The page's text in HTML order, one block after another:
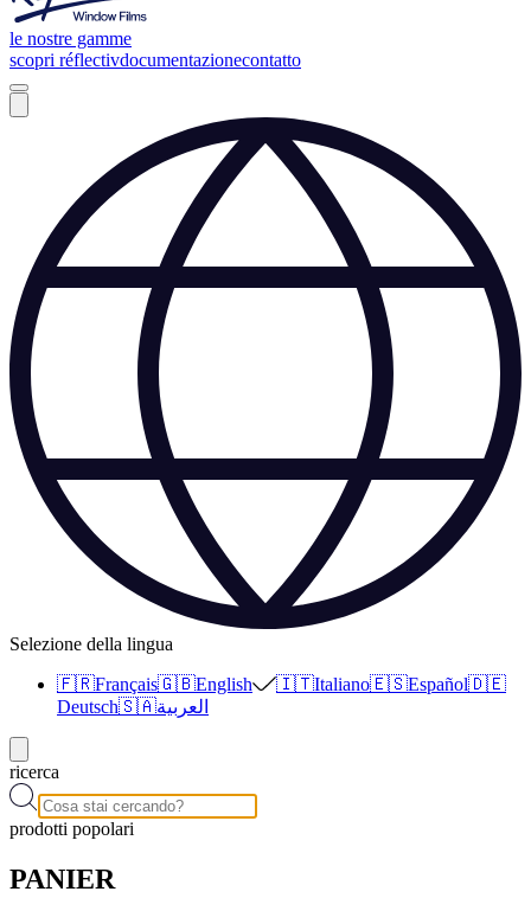
le nostre gamme
scopri réflectivdocumentazionecontatto
Selezione della lingua
🇫🇷Français🇬🇧English 🇮🇹Italiano🇪🇸Español🇩🇪
Deutsch🇸🇦العربية
ricerca
prodotti popolari
PANIER